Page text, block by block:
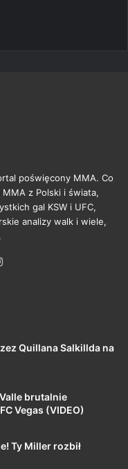
poświęcony MMA. Co
z Polski i świata,
gal KSW i UFC,
analizy walk i wiele,
Quillana Salkillda na
brutalnie
Vegas (VIDEO)
Ty Miller rozbił